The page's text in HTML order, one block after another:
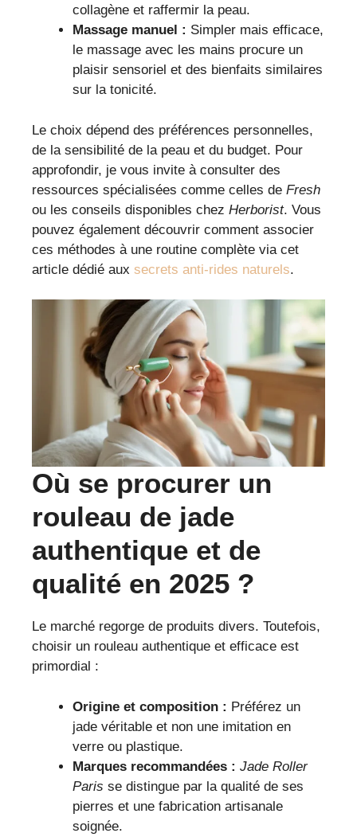
collagène et raffermir la peau.
Massage manuel : Simpler mais efficace,
le massage avec les mains procure un
plaisir sensoriel et des bienfaits similaires
sur la tonicité.
Le choix dépend des préférences personnelles,
de la sensibilité de la peau et du budget. Pour
approfondir, je vous invite à consulter des
ressources spécialisées comme celles de Fresh
ou les conseils disponibles chez Herborist. Vous
pouvez également découvrir comment associer
ces méthodes à une routine complète via cet
article dédié aux secrets anti-rides naturels.
Où se procurer un
rouleau de jade
authentique et de
qualité en 2025 ?
Le marché regorge de produits divers. Toutefois,
choisir un rouleau authentique et efficace est
primordial :
Origine et composition : Préférez un
jade véritable et non une imitation en
verre ou plastique.
Marques recommandées : Jade Roller
Paris se distingue par la qualité de ses
pierres et une fabrication artisanale
soignée.